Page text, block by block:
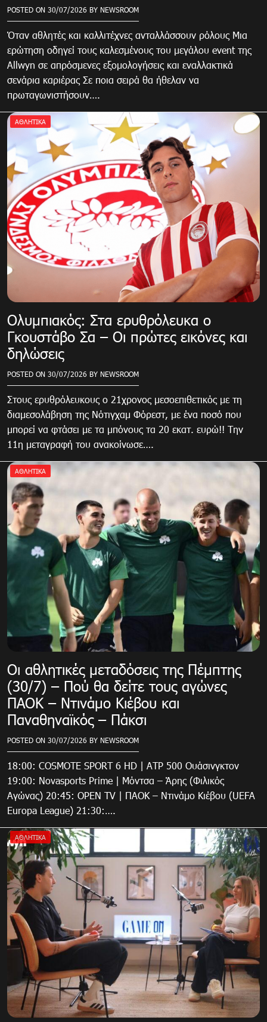
POSTED ON 30/07/2026 BY NEWSROOM
Όταν αθλητές και καλλιτέχνες ανταλλάσσουν ρόλους Μια
ερώτηση οδηγεί τους καλεσμένους του μεγάλου event της
Allwyn σε απρόσμενες εξομολογήσεις και εναλλακτικά
σενάρια καριέρας Σε ποια σειρά θα ήθελαν να
πρωταγωνιστήσουν….
ΑΘΛΗΤΙΚΑ
Ολυμπιακός: Στα ερυθρόλευκα ο
Γκουστάβο Σα – Οι πρώτες εικόνες και
δηλώσεις
POSTED ON 30/07/2026 BY NEWSROOM
Στους ερυθρόλευκους ο 21χρονος μεσοεπιθετικός με τη
διαμεσολάβηση της Νότιγχαμ Φόρεστ, με ένα ποσό που
μπορεί να φτάσει με τα μπόνους τα 20 εκατ. ευρώ!! Την
11η μεταγραφή του ανακοίνωσε….
ΑΘΛΗΤΙΚΑ
Οι αθλητικές μεταδόσεις της Πέμπτης
(30/7) – Πού θα δείτε τους αγώνες
ΠΑΟΚ – Ντινάμο Κιέβου και
Παναθηναϊκός – Πάκσι
POSTED ON 30/07/2026 BY NEWSROOM
18:00: COSMOTE SPORT 6 HD | ATP 500 Ουάσινγκτον
19:00: Novasports Prime | Μόντσα – Άρης (Φιλικός
Αγώνας) 20:45: OPEN TV | ΠΑΟΚ – Ντινάμο Κιέβου (UEFA
Europa League) 21:30:….
ΑΘΛΗΤΙΚΑ